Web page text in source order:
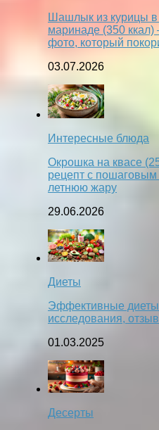
Шашлык из курицы
маринаде (350
фото, который
03.07.2026
Интересные блюда
Окрошка на квасе
рецепт с пошаговым
летнюю жару
29.06.2026
Диеты
Эффективные диеты
исследования,
01.03.2025
Десерты